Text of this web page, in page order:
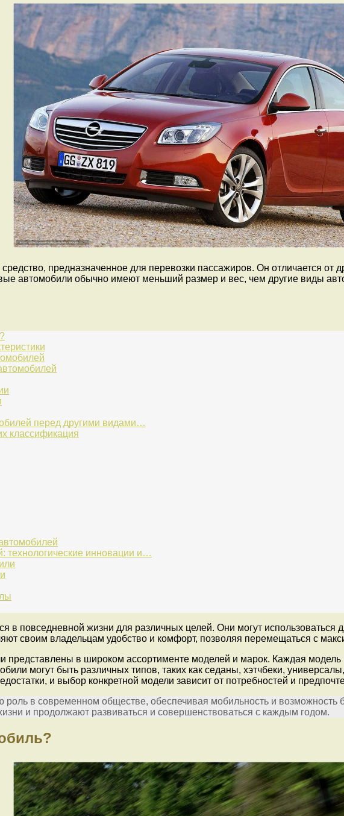
предназначенное для перевозки пассажиров. Он отличается от
автомобили обычно имеют меньший размер и вес, чем другие виды
перед другими видами…
классификация
технологические инновации и…
в повседневной жизни для различных целей. Они могут использоваться
своим владельцам удобство и комфорт, позволяя перемещаться с
в широком ассортименте моделей и марок. Каждая модель
могут быть различных типов, таких как седаны, хэтчбеки,
и выбор конкретной модели зависит от потребностей и
в современном обществе, обеспечивая мобильность и
и продолжают развиваться и совершенствоваться с каждым годом.